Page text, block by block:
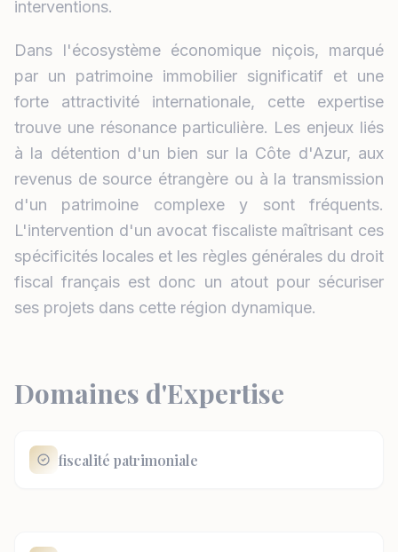
interventions.
Dans l'écosystème économique niçois, marqué
par un patrimoine immobilier significatif et une
forte attractivité internationale, cette expertise
trouve une résonance particulière. Les enjeux liés
à la détention d'un bien sur la Côte d'Azur, aux
revenus de source étrangère ou à la transmission
d'un patrimoine complexe y sont fréquents.
L'intervention d'un avocat fiscaliste maîtrisant ces
spécificités locales et les règles générales du droit
fiscal français est donc un atout pour sécuriser
ses projets dans cette région dynamique.
Domaines d'Expertise
fiscalité patrimoniale